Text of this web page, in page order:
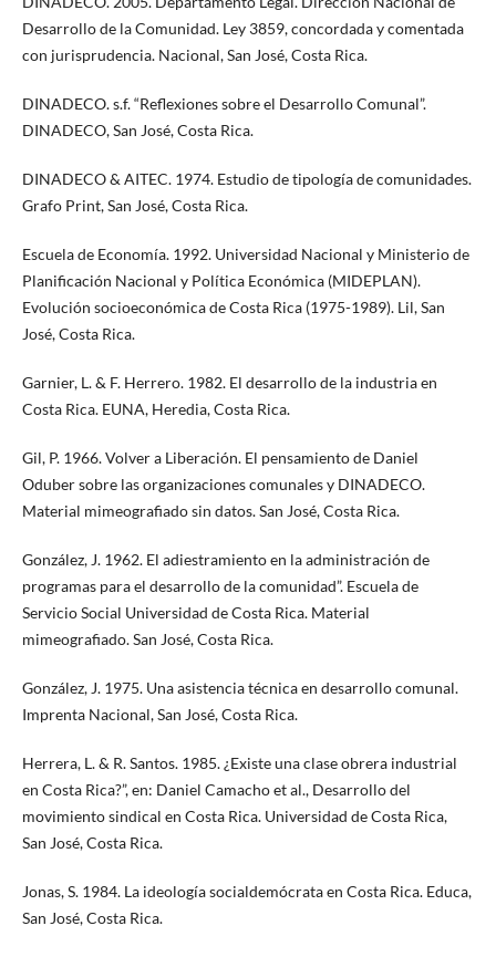
Desarrollo de la Comunidad. Ley 3859, concordada y comentada
con jurisprudencia. Nacional, San José, Costa Rica.
DINADECO. s.f. “Reflexiones sobre el Desarrollo Comunal”.
DINADECO, San José, Costa Rica.
DINADECO & AITEC. 1974. Estudio de tipología de comunidades.
Grafo Print, San José, Costa Rica.
Escuela de Economía. 1992. Universidad Nacional y Ministerio de
Planificación Nacional y Política Económica (MIDEPLAN).
Evolución socioeconómica de Costa Rica (1975-1989). Lil, San
José, Costa Rica.
Garnier, L. & F. Herrero. 1982. El desarrollo de la industria en
Costa Rica. EUNA, Heredia, Costa Rica.
Gil, P. 1966. Volver a Liberación. El pensamiento de Daniel
Oduber sobre las organizaciones comunales y DINADECO.
Material mimeografiado sin datos. San José, Costa Rica.
González, J. 1962. El adiestramiento en la administración de
programas para el desarrollo de la comunidad”. Escuela de
Servicio Social Universidad de Costa Rica. Material
mimeografiado. San José, Costa Rica.
González, J. 1975. Una asistencia técnica en desarrollo comunal.
Imprenta Nacional, San José, Costa Rica.
Herrera, L. & R. Santos. 1985. ¿Existe una clase obrera industrial
en Costa Rica?”, en: Daniel Camacho et al., Desarrollo del
movimiento sindical en Costa Rica. Universidad de Costa Rica,
San José, Costa Rica.
Jonas, S. 1984. La ideología socialdemócrata en Costa Rica. Educa,
San José, Costa Rica.